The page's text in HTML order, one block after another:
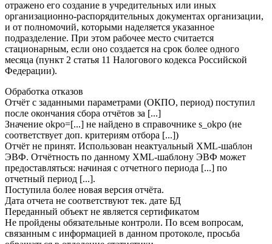
отражено его создание в учредительных или иных
организационно-распорядительных документах организации,
и от полномочий, которыми наделяется указанное
подразделение. При этом рабочее место считается
стационарным, если оно создается на срок более одного
месяца (пункт 2 статья 11 Налогового кодекса Российской
Федерации).
Обработка отказов
Отчёт с заданными параметрами (ОКПО, период) поступил
после окончания сбора отчётов за [...]
Значение okpo=[...] не найдено в справочнике s_okpo (не
соответствует доп. критериям отбора [...])
Отчёт не принят. Использован неактуальный XML-шаблон
ЭВФ. Отчётность по данному XML-шаблону ЭВФ может
предоставляться: начиная с отчетного периода [...] по
отчетный период [...].
Поступила более новая версия отчёта.
Дата отчета не соответствуют тек. дате БД
Переданный объект не является сертификатом
Не пройдены обязательные контроли. По всем вопросам,
связанным с информацией в данном протоколе, просьба